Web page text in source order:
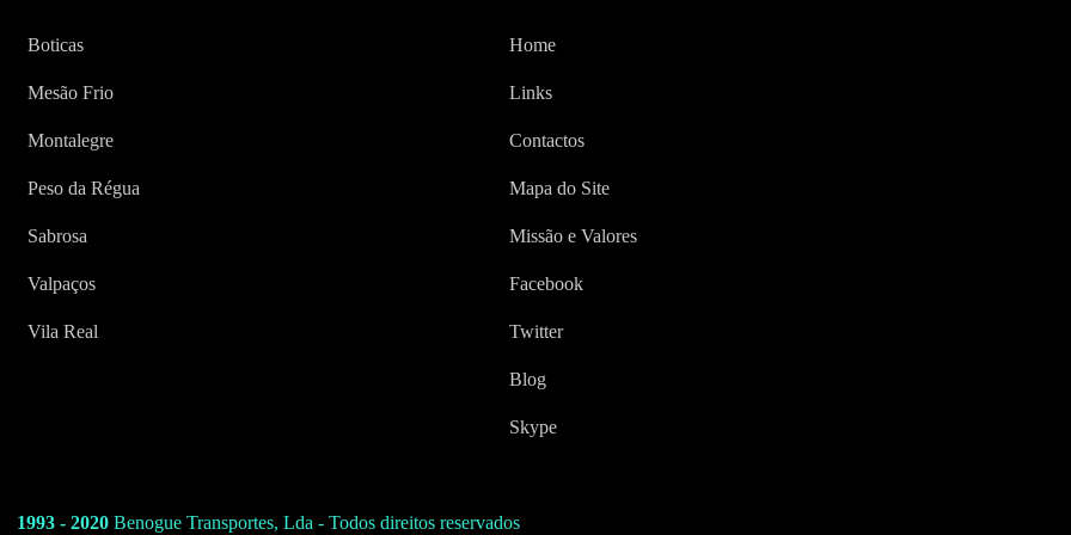
Boticas Home
Mesão Frio Links
Montalegre Contactos
Peso da Régua Mapa do Site
Sabrosa Missão e Valores
Valpaços Facebook
Vila Real Twitter
Blog
Skype
1993 - 2020 Benogue Transportes, Lda - Todos direitos reservados